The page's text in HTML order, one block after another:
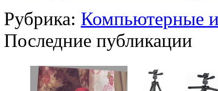
Рубрика: Компьютерные
Последние публикации